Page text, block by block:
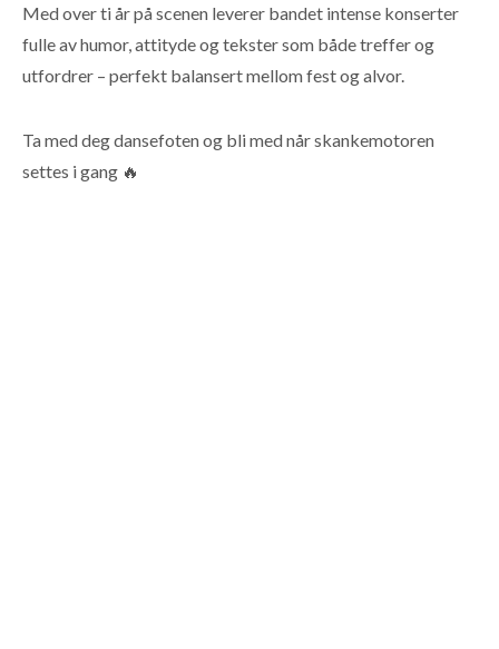
Med over ti år på scenen leverer bandet intense konserter
fulle av humor, attityde og tekster som både treffer og
utfordrer – perfekt balansert mellom fest og alvor.
Ta med deg dansefoten og bli med når skankemotoren
settes i gang 🔥